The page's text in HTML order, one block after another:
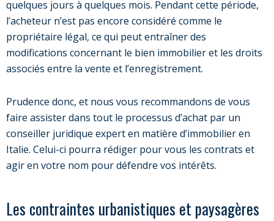
quelques jours à quelques mois. Pendant cette période,
l’acheteur n’est pas encore considéré comme le
propriétaire légal, ce qui peut entraîner des
modifications concernant le bien immobilier et les droits
associés entre la vente et l’enregistrement.
Prudence donc, et nous vous recommandons de vous
faire assister dans tout le processus d’achat par un
conseiller juridique expert en matière d’immobilier en
Italie. Celui-ci pourra rédiger pour vous les contrats et
agir en votre nom pour défendre vos intérêts.
Les contraintes urbanistiques et paysagères